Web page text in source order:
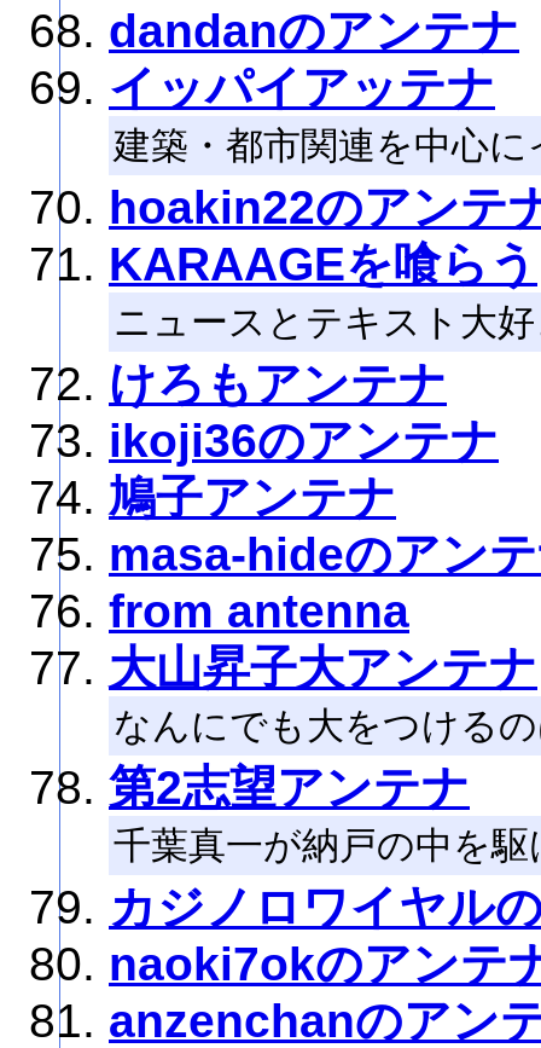
dandanのアンテナ
イッパイアッテナ
建築・都市関連を中心
hoakin22のアンテ
KARAAGEを喰らう
ニュースとテキスト大
けろもアンテナ
ikoji36のアンテナ
鳩子アンテナ
masa-hideのアン
from antenna
大山昇子大アンテナ
なんにでも大をつける
第2志望アンテナ
千葉真一が納戸の中を駆
カジノロワイヤル
naoki7okのアンテ
anzenchanのアン